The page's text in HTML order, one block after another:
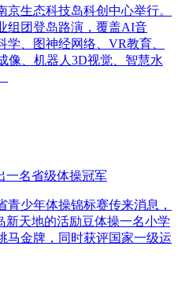
京生态科技岛科创中心举行。
组团登岛路演，覆盖AI音
学、图神经网络、VR教育、
像、机器人3D视觉、智慧水
一名省级体操冠军
青少年体操锦标赛传来消息，
新天地的活励豆体操一名小学
马金牌，同时获评国家一级运